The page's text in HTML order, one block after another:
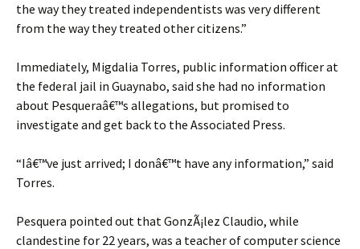
the way they treated independentists was very different
from the way they treated other citizens.”
Immediately, Migdalia Torres, public information officer at
the federal jail in Guaynabo, said she had no information
about Pesqueraâ€™s allegations, but promised to
investigate and get back to the Associated Press.
“Iâ€™ve just arrived; I donâ€™t have any information,” said
Torres.
Pesquera pointed out that GonzÃ¡lez Claudio, while
clandestine for 22 years, was a teacher of computer science